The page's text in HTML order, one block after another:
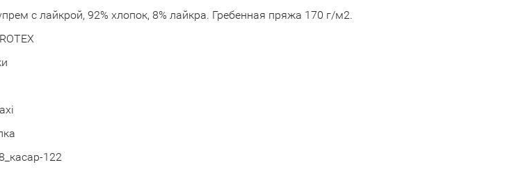
с лайкрой, 92% хлопок, 8% лайкра. Гребенная пряжа 170 г/м2.
122